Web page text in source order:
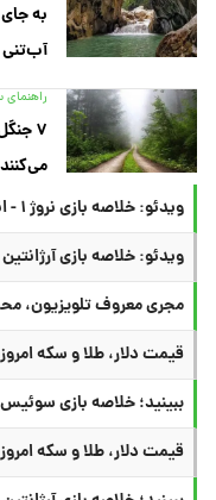
به
آب‌تنی
راهنمای
۷
می‌کنند
ویدئو: خلاصه بازی نروژ ۱ - انگلیس ۲
ویدئو: خلاصه بازی آرژانتین ۳ - سوئیس ۱
مجری معروف تلویزیون،
قیمت دلار، طلا و سکه امروز
ببینید؛ خلاصه بازی سوئیس ۰ (۴) - کلمبیا ۰ (۳) در جام جهانی
قیمت دلار، طلا و سکه امروز